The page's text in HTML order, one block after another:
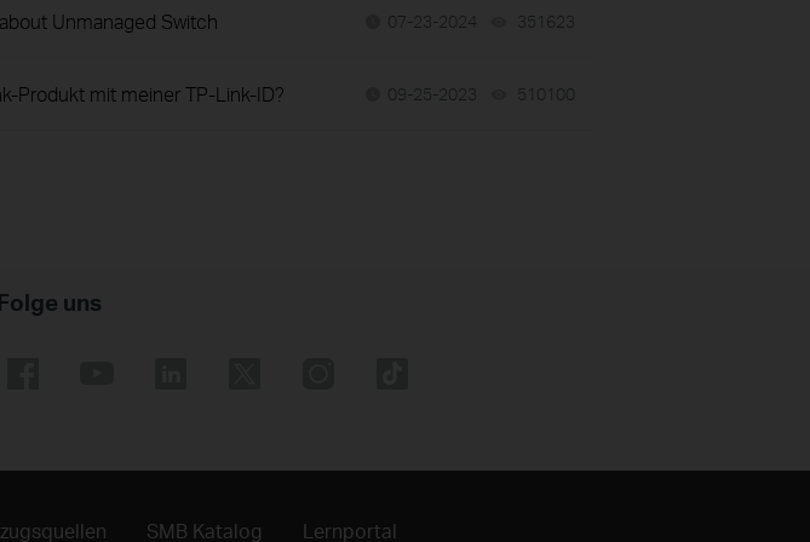
Unmanaged Switch 07-23-2024 351623
Produkt mit meiner TP-Link-ID? 09-25-2023 510100
Folge uns
SMB Katalog Lernportal